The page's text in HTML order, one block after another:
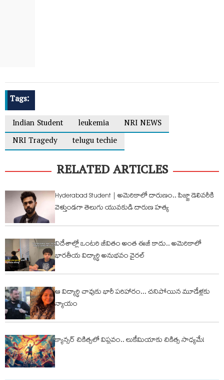
Tags:
Indian Student
leukemia
NRI NEWS
NRI Tragedy
telugu techie
RELATED ARTICLES
Hyderabad Student | అమెరికాలో దారుణం.. పిజ్జా డెలివరీకి
వెళ్తుండగా తెలుగు యువకుడి దారుణ హత్య
విదేశాల్లో ఒంటరి జీవితం అంత ఈజీ కాదు.. అమెరికాలో
భారతీయ విద్యార్థి అనుభవం వైరల్
ఆ విద్యార్థి చావుకు భారీ పరిహారం... చనిపోయిన మూడేళ్లకు
న్యాయం
క్యాన్స‌ర్ చికిత్స‌లో విప్ల‌వం.. లుకేమియాకు చికిత్స సాధ్య‌మే!